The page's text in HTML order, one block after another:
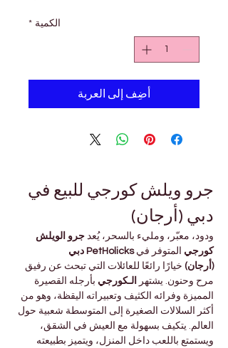
الكمية *
أضِف إلى العربة
جرو ويلش كورجي للبيع في
دبي (أرجان)
ودود، معبّر، ومليء بالسحر، يُعد جرو الويلش
كورجي المتوفر في
PetHolicks دبي
(أرجان) خيارًا رائعًا للعائلات التي تبحث عن رفيق
مرح وحنون. يشتهر
الـكورجي بأرجله القصيرة
المميزة وفرائه الكثيف وتعبيراته اليقظة، وهو من
أكثر السلالات الصغيرة إلى المتوسطة شعبية حول
العالم. يتكيف بسهولة مع العيش في الشقق،
ويستمتع باللعب داخل المنزل، ويتميز بطبيعته